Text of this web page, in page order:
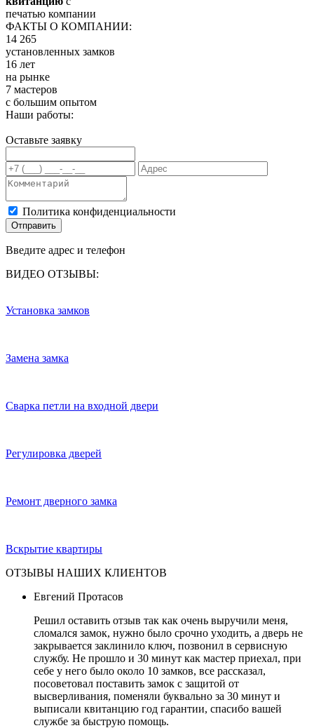
печатью компании
ФАКТЫ О КОМПАНИИ:
14 265
установленных замков
16 лет
на рынке
7 мастеров
с большим опытом
Наши работы:
Оставьте заявку
Политика конфиденциальности
Отправить
Введите адрес и телефон
ВИДЕО ОТЗЫВЫ:
Установка замков
Замена замка
Сварка петли на входной двери
Регулировка дверей
Ремонт дверного замка
Вскрытие квартиры
ОТЗЫВЫ НАШИХ КЛИЕНТОВ
Евгений Протасов
Решил оставить отзыв так как очень выручили меня,
сломался замок, нужно было срочно уходить, а дверь не
закрывается заклинило ключ, позвонил в сервисную
службу. Не прошло и 30 минут как мастер приехал, при
себе у него было около 10 замков, все рассказал,
посоветовал поставить замок с защитой от
высверливания, поменяли буквально за 30 минут и
выписали квитанцию год гарантии, спасибо вашей
службе за быструю помощь.